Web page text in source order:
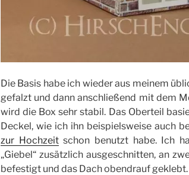
Die Basis habe ich wieder aus meinem
gefalzt und dann anschließend mit dem
wird die Box sehr stabil. Das Oberteil
Deckel, wie ich ihn beispielsweise auch
zur Hochzeitschon benutzt habe. Ich
„Giebel“ zusätzlich ausgeschnitten, an
befestigt und das Dach obendrauf geklebt.